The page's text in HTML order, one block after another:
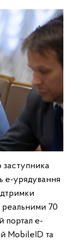
заступника
е-урядування
реальними 70
портал е-
MobileID та